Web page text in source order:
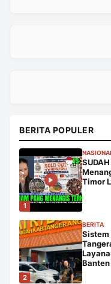
BERITA POPULER
1
Timor
2
BERITA
Sistem